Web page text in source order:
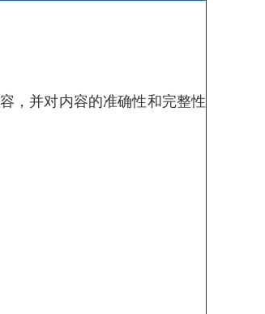
，并对内容的准确性和完整性